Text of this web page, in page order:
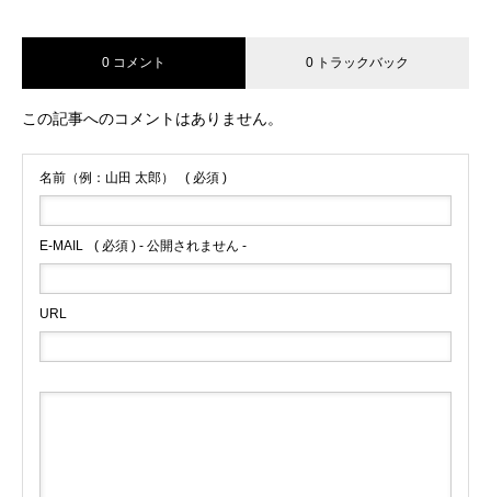
0 コメント 0 トラックバック
この記事へのコメントはありません。
名前（例：山田 太郎） ( 必須 )
E-MAIL ( 必須 ) - 公開されません -
URL